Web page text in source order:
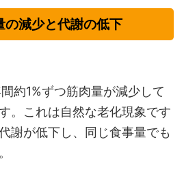
の減少と代謝の低下
約1%ずつ筋肉量が減少して
。これは自然な老化現象です
謝が低下し、同じ食事量でも